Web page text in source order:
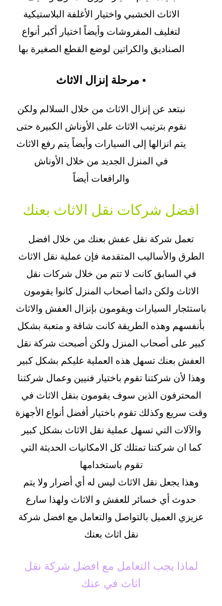
الاثاث الخشبي واختيار الأغلفة البلاستيكية
لتغليف المفروشات وأيضاً اختيار أكبر أنواع
الصناديق والكراتين لوضع القطع الصغيرة بها
• مرحلة إنزال الاثاث
نبتعد عن إنزال الاثاث من خلال السلالم ولكن
نقوم بترتيب الاثاث على الأوناش الكبيرة حتى
يتم انزالها إلى السيارات وأيضاً يتم رفع الاثاث
في المنزل الجديد من خلال الأوناش
والرافعات أيضاً
افضل شركات نقل الاثاث بعنك
تعمل شركة نقل عفش بعنك من خلال افضل
الطرق والأساليب المتقدمة فإن عملية نقل الاثاث
في السابق كانت لا تتم من خلال شركات نقل
الاثاث ولكن دائما أصحاب المنزل كانوا يقومون
باستئجار السيارات ويقومون بإنزال العفش والاثاث
بأنفسهم وهذه الطريقة كانت شاقة و متعبة بشكل
كبير على أصحاب المنزل ولكن أصبحت شركة نقل
العفش بعنك تسهل هذه العملية عليكم بشكل كبير
وهذا لأن شركتنا تقوم باختيار فنيين وعمال شركتنا
المحترفون الذين سوف يقومون بنقل الاثاث في
وقت سريع وكذلك تقوم باختيار أفضل أنواع الأجهزة
والآلات التي تسهل عملية نقل الاثاث بشكل كبير
كما ان شركتنا تمتلك كل الامكانيات الحديثة التي
تقوم باستخدامها
وهذا يجعل نقل الاثاث ليس له أي أضرار ولا يتم
حدوث أي خسائر للعفش و الاثاث ولهذا سارع
عزيزي العميل بالتواصل والتعامل مع افضل شركة
نقل اثاث بعنك
لماذا يجب التعامل مع افضل شركة نقل
اثاث في عنك